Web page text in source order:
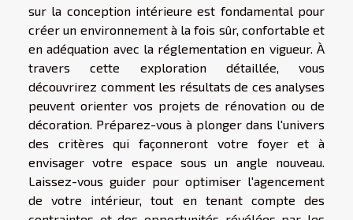
sur la conception intérieure est fondamental pour
créer un environnement à la fois sûr, confortable et
en adéquation avec la réglementation en vigueur. À
travers cette exploration détaillée, vous
découvrirez comment les résultats de ces analyses
peuvent orienter vos projets de rénovation ou de
décoration. Préparez-vous à plonger dans l'univers
des critères qui façonneront votre foyer et à
envisager votre espace sous un angle nouveau.
Laissez-vous guider pour optimiser l'agencement
de votre intérieur, tout en tenant compte des